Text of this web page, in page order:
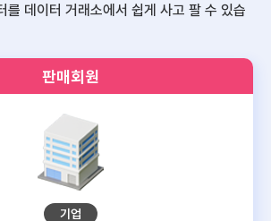
를 데이터 거래소에서 쉽게 사고 팔 수 있습
판매회원
기업